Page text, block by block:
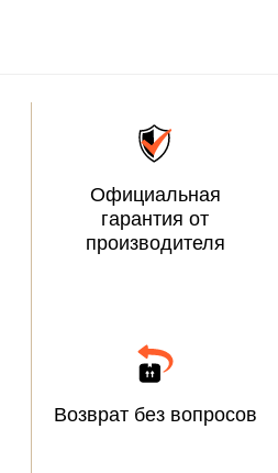
Официальная
гарантия от
производителя
Возврат без вопросов